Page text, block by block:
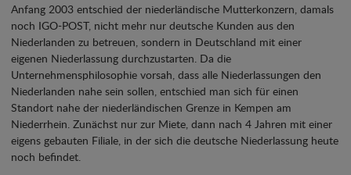
Anfang 2003 entschied der niederländische Mutterkonzern, damals
noch IGO-POST, nicht mehr nur deutsche Kunden aus den
Niederlanden zu betreuen, sondern in Deutschland mit einer
eigenen Niederlassung durchzustarten. Da die
Unternehmensphilosophie vorsah, dass alle Niederlassungen den
Niederlanden nahe sein sollen, entschied man sich für einen
Standort nahe der niederländischen Grenze in Kempen am
Niederrhein. Zunächst nur zur Miete, dann nach 4 Jahren mit einer
eigens gebauten Filiale, in der sich die deutsche Niederlassung heute
noch befindet.